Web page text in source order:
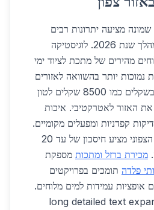
מציעה יתרונות רבים
לספקים באזור הצפון במהלך שנת 2026. לוגיסטיקה
מהירים של מתכת לציוד ימי
נמוכות יותר בהשוואה לאזורים
מרכזיים. מחירים נוחים בשקלים כמו 8500 שקלים לטון
האזור לאטרקטיבי. איכות
קפדניות ומפעלים מקומיים.
בהשוואה ארצית האזור הצפוני מציע חיסכון של עד 20
מכירת ברזל ומתכות מספקת
פלדה תומכים בפרויקטים
אופציות עמידות למים מלוחים.
[long detailed text